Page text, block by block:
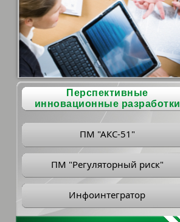
Перспективные
инновационные разработки
ПМ "АКС-51"
ПМ "Регуляторный риск"
Инфоинтегратор